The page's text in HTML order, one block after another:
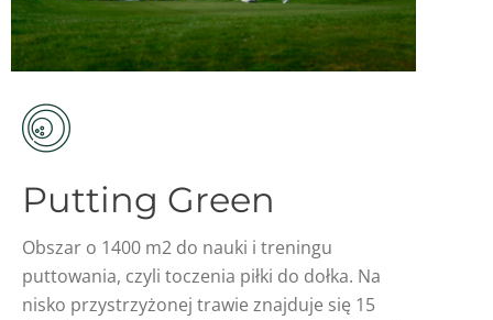
Putting Green
Obszar o 1400 m2 do nauki i treningu
puttowania, czyli toczenia piłki do dołka. Na
nisko przystrzyżonej trawie znajduje się 15